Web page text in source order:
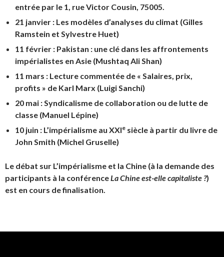
entrée par le 1, rue Victor Cousin, 75005.
21 janvier : Les modèles d’analyses du climat (Gilles
Ramstein et Sylvestre Huet)
11 février : Pakistan : une clé dans les affrontements
impérialistes en Asie (Mushtaq Ali Shan)
11 mars : Lecture commentée de « Salaires, prix,
profits » de Karl Marx (Luigi Sanchi)
20 mai :Syndicalisme de collaboration ou de lutte de
classe (Manuel Lépine)
10 juin : L’impérialisme au XXIe siècle à partir du livre de
John Smith (Michel Gruselle)
Le débat sur L’impérialisme et la Chine (à la demande des
participants à la conférenceLa Chine est-elle capitaliste ?)
est en cours de finalisation.